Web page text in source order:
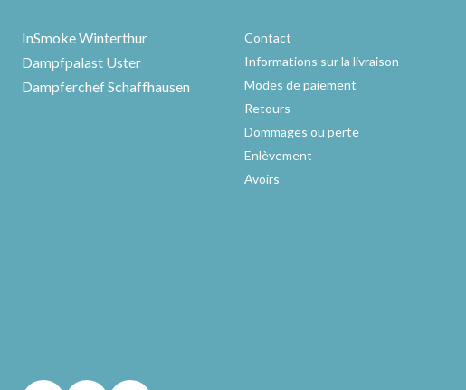
InSmoke Winterthur
Dampfpalast Uster
Dampferchef Schaffhausen
Contact
Informations sur la livraison
Modes de paiement
Retours
Dommages ou perte
Enlèvement
Avoirs